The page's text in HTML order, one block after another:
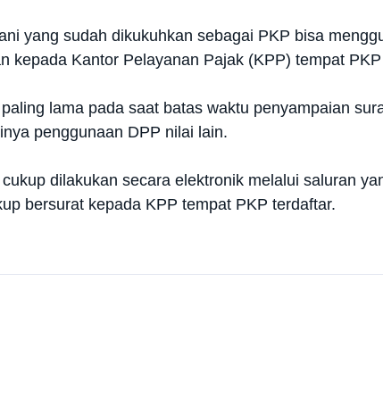
yang sudah dikukuhkan sebagai PKP bisa
kepada Kantor Pelayanan Pajak (KPP) tempat
lama pada saat batas waktu penyampaian
penggunaan DPP nilai lain.
dilakukan secara elektronik melalui saluran
bersurat kepada KPP tempat PKP terdaftar.